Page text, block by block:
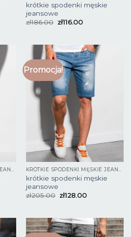
krótkie spodenki męskie
jeansowe
zł186.00 zł116.00
KRÓTKIE SPODENKI MĘSKIE JEANSOWE
Promocja!
KRÓTKIE SPODENKI MĘSKIE JEANSOWE
krótkie spodenki męskie
jeansowe
zł205.00 zł128.00